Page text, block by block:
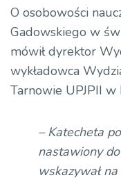
dźwiękowych
O osobowości
Gadowskiego w
mówił dyrektor
wykładowca
Tarnowie UPJPII w
– Katecheta
nastawiony
wskazywał